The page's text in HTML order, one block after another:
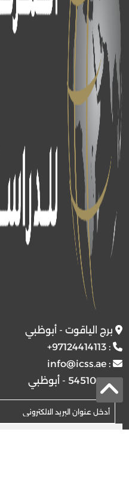
برج الياقوت - أبوظبي
:
+97124414113
:
info@icss.ae
ص.ب54510 - أبوظبي